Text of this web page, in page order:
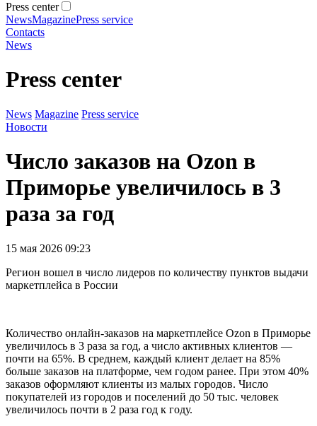
Press center
NewsMagazinePress service
Contacts
News
Press center
News Magazine Press service
Новости
Число заказов на Ozon в
Приморье увеличилось в 3
раза за год
15 мая 2026 09:23
Регион вошел в число лидеров по количеству пунктов выдачи
маркетплейса в России
Количество онлайн-заказов на маркетплейсе Ozon в Приморье
увеличилось в 3 раза за год, а число активных клиентов —
почти на 65%. В среднем, каждый клиент делает на 85%
больше заказов на платформе, чем годом ранее. При этом 40%
заказов оформляют клиенты из малых городов. Число
покупателей из городов и поселений до 50 тыс. человек
увеличилось почти в 2 раза год к году.